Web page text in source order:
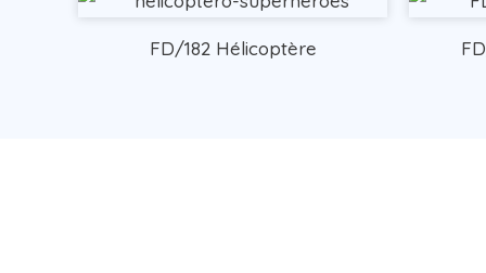
FD/182 Hélicoptère